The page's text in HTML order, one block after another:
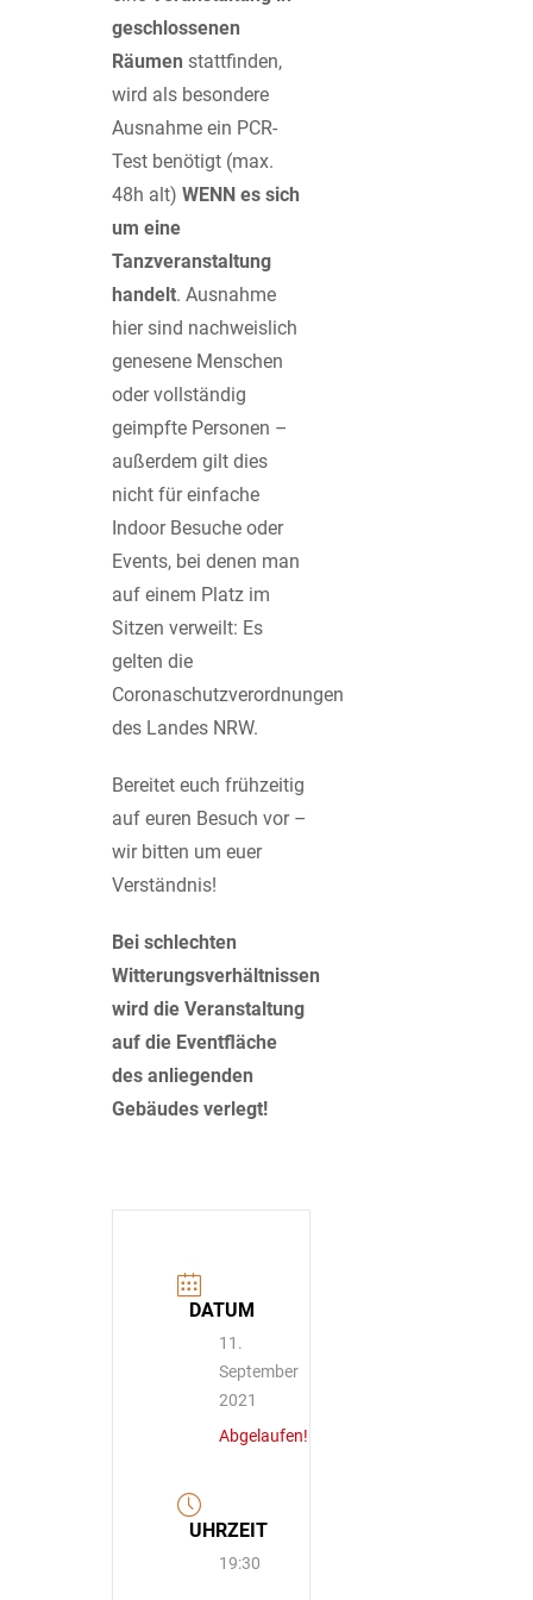
geschlossenen
Räumen stattfinden,
wird als besondere
Ausnahme ein PCR-
Test benötigt (max.
48h alt) WENN es sich
um eine
Tanzveranstaltung
handelt. Ausnahme
hier sind nachweislich
genesene Menschen
oder vollständig
geimpfte Personen –
außerdem gilt dies
nicht für einfache
Indoor Besuche oder
Events, bei denen man
auf einem Platz im
Sitzen verweilt: Es
gelten die
Coronaschutzverordnungen
des Landes NRW.
Bereitet euch frühzeitig
auf euren Besuch vor –
wir bitten um euer
Verständnis!
Bei schlechten
Witterungsverhältnissen
wird die Veranstaltung
auf die Eventfläche
des anliegenden
Gebäudes verlegt!
DATUM
11.
September
2021
Abgelaufen!
UHRZEIT
19:30